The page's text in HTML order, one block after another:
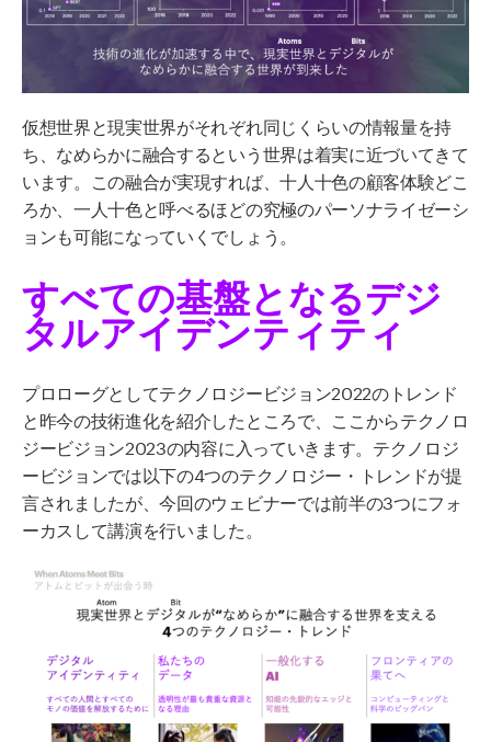
仮想世界と現実世界がそれぞれ同じくらいの情報量を持
ち、なめらかに融合するという世界は着実に近づいてきて
います。この融合が実現すれば、十人十色の顧客体験どこ
ろか、一人十色と呼べるほどの究極のパーソナライゼーシ
ョンも可能になっていくでしょう。
すべての基盤となるデジ
タルアイデンティティ
プロローグとしてテクノロジービジョン2022のトレンド
と昨今の技術進化を紹介したところで、ここからテクノロ
ジービジョン2023の内容に入っていきます。テクノロジ
ービジョンでは以下の4つのテクノロジー・トレンドが提
言されましたが、今回のウェビナーでは前半の3つにフォ
ーカスして講演を行いました。